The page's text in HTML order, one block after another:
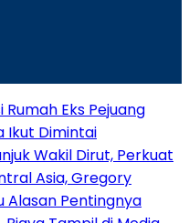
Eks Pejuang
Ikut Dimintai
Wakil Dirut, Perkuat
Asia, Gregory
Alasan Pentingnya